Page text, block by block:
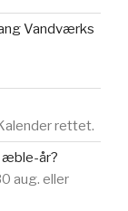
Vandværks
rettet.
år?
aug. eller